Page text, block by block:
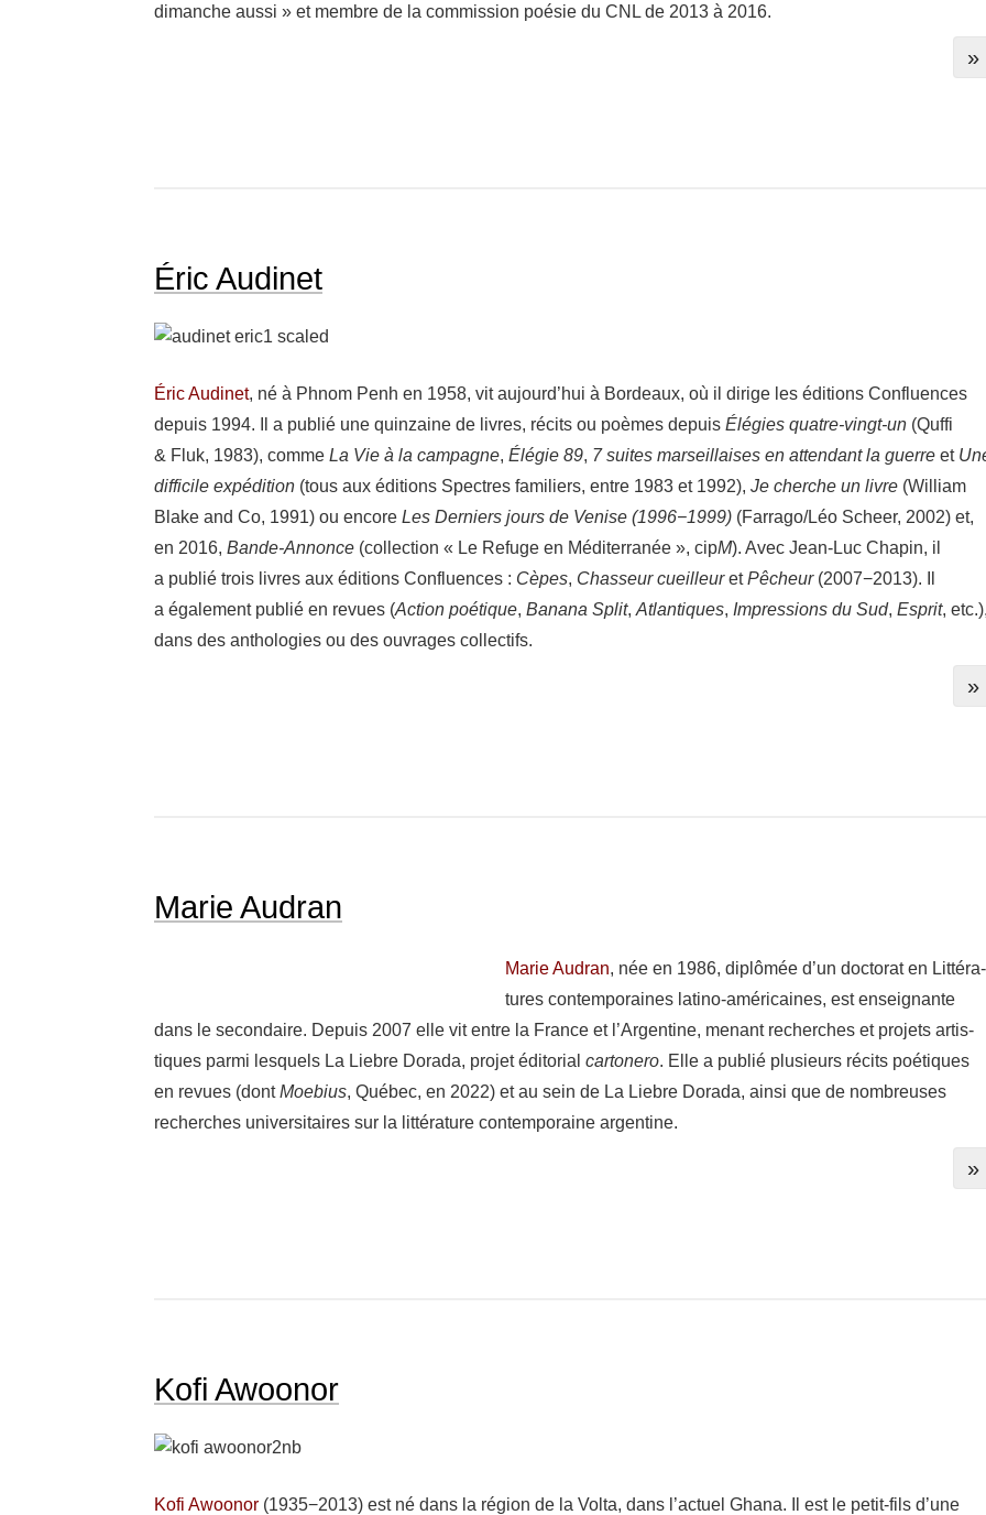
dimanche aussi » et membre de la commis­sion poésie du CNL de 2013 à 2016.
»
Éric Audinet
Éric Audi­net, né à Phnom Penh en 1958, vit aujourd’hui à Bordeaux, où il dirige les éditions Confluences
depuis 1994. Il a publié une quin­zaine de livres, récits ou poèmes depuisÉlégies quatre-​vingt-​un (Quffi
& Fluk, 1983), commeLa Vie à la campagne,Élégie 89, 7 suites marseillaises en atten­dant la guerre et
diffi­cile expé­di­tion (tous aux éditions Spectres fami­liers, entre 1983 et 1992),Je cherche un livre (William
Blake and Co, 1991) ou encoreLes Derniers jours de Venise (1996−1999) (Farrago/​Léo Scheer, 2002) et,
en 2016,Bande-​Annonce (collec­tion « Le Refuge en Médi­ter­ra­née », cipM). Avec Jean-​Luc Chapin, il
a publié trois livres aux éditions Confluences : Cèpes, Chas­seur cueilleuretPêcheur(2007−2013). Il
a égale­ment publié en revues (Action poétique,Banana Split,Atlan­tiques, Impres­sions du Sud,Esprit,
dans des antho­lo­gies ou des ouvrages collec­tifs.
»
Marie Audran
Marie Audran, née en 1986, diplô­mée d’un docto­rat en Litté­ra­
tures contem­po­raines latino-​américaines, est ensei­gnante
dans le secon­daire. Depuis 2007 elle vit entre la France et l’Argentine, menant recherches et projets artis­
tiques parmi lesquels La Liebre Dorada, projet édito­rialcarto­nero. Elle a publié plusieurs récits poétiques
en revues (dontMoebius, Québec, en 2022) et au sein de La Liebre Dorada, ainsi que de nombreuses
recherches univer­si­taires sur la litté­ra­ture contem­po­raine argen­tine.
»
Kofi Awoonor
Kofi Awoo­nor (1935−2013) est né dans la région de la Volta, dans l’actuel Ghana. Il est le petit-​fils d’une